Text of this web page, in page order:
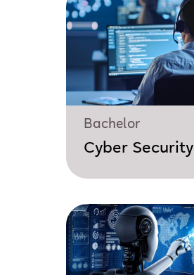
Bachelor
Cyber Security